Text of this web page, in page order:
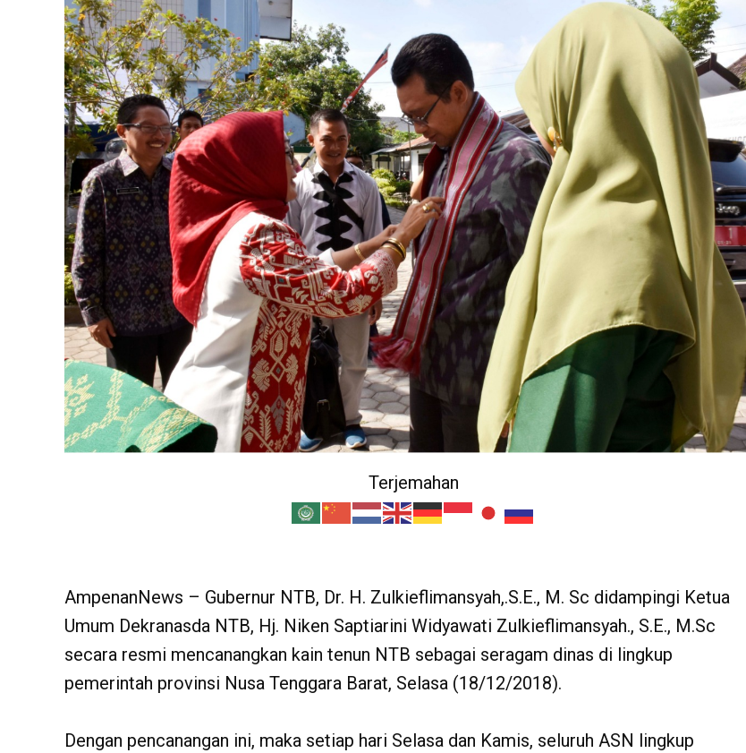
Terjemahan
AmpenanNews – Gubernur NTB, Dr. H. Zulkieflimansyah,.S.E., M. Sc didampingi Ketua
Umum Dekranasda NTB, Hj. Niken Saptiarini Widyawati Zulkieflimansyah., S.E., M.Sc
secara resmi mencanangkan kain tenun NTB sebagai seragam dinas di lingkup
pemerintah provinsi Nusa Tenggara Barat, Selasa (18/12/2018).
Dengan pencanangan ini, maka setiap hari Selasa dan Kamis, seluruh ASN lingkup